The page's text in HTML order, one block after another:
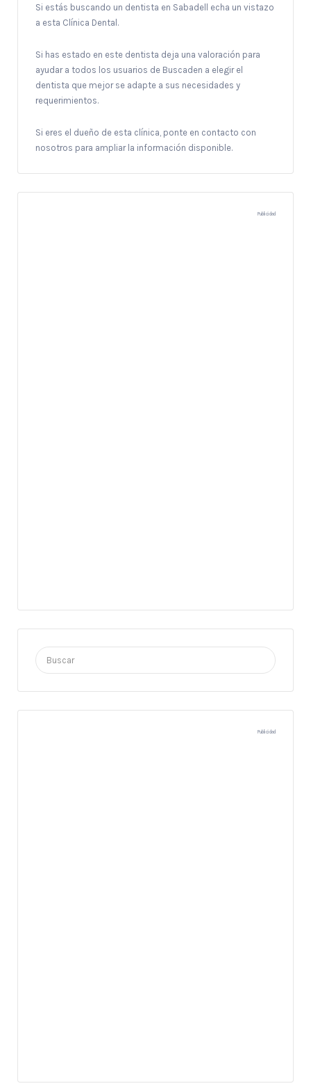
Si estás buscando un dentista en Sabadell echa un vistazo
a esta Clínica Dental.
Si has estado en este dentista deja una valoración para
ayudar a todos los usuarios de Buscaden a elegir el
dentista que mejor se adapte a sus necesidades y
requerimientos.
Si eres el dueño de esta clínica, ponte en contacto con
nosotros para ampliar la información disponible.
Publicidad
Buscar
por:
Publicidad